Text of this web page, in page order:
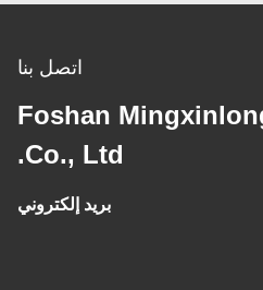
اتصل بنا
Foshan
Co., Ltd.
بريد إلكتروني